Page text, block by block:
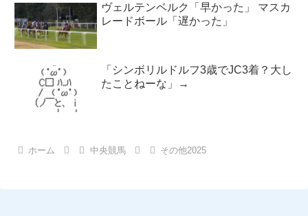
ヴェルテンベルク「早かった」 マスカ
レードボール「遅かった」
「シンボリルドルフ3歳でJC3着？大し
たことねーな」→
ホーム 中央競馬 その他2025